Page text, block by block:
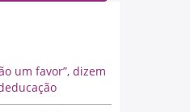
um favor”, dizem